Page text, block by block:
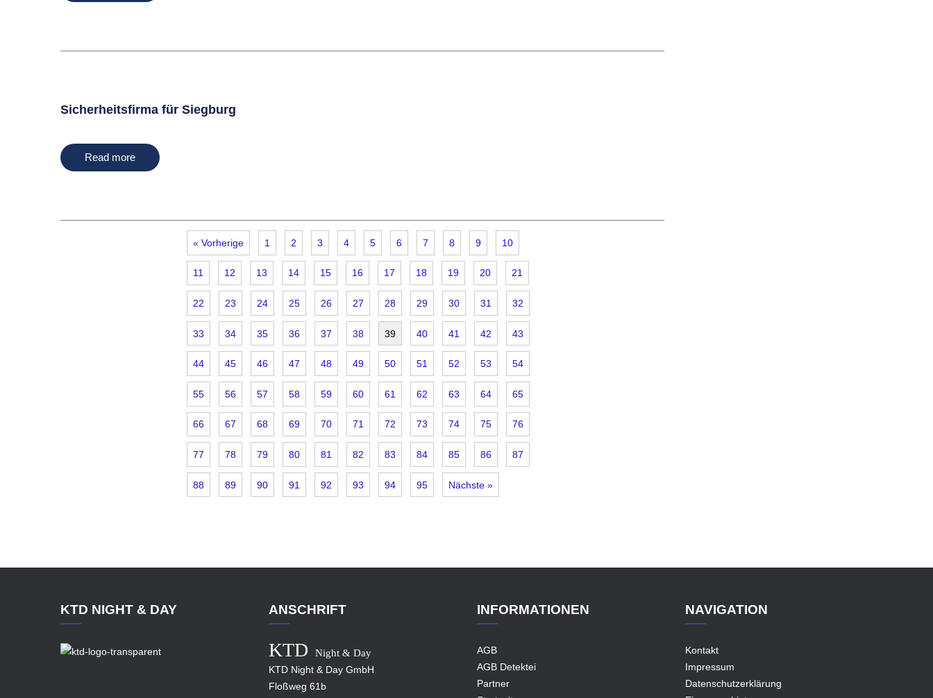
Sicherheitsfirma für Siegburg
Read more
« Vorherige 1 2 3 4 5 6 7 8 9 10
11 12 13 14 15 16 17 18 19 20 21
22 23 24 25 26 27 28 29 30 31 32
33 34 35 36 37 38 39 40 41 42 43
44 45 46 47 48 49 50 51 52 53 54
55 56 57 58 59 60 61 62 63 64 65
66 67 68 69 70 71 72 73 74 75 76
77 78 79 80 81 82 83 84 85 86 87
88 89 90 91 92 93 94 95 Nächste »
KTD NIGHT & DAY ANSCHRIFT
KTD
Night & Day
KTD Night & Day GmbH
Floßweg 61b
INFORMATIONEN
AGB
AGB Detektei
Partner
NAVIGATION
Kontakt
Impressum
Datenschutzerklärung